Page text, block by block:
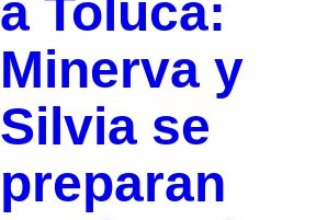
a Toluca:
Minerva y
Silvia se
preparan